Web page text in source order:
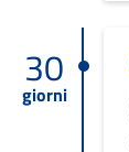
30
giorni